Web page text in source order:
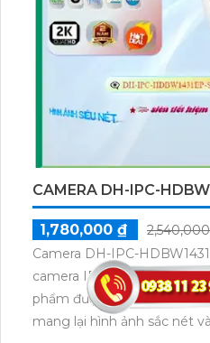
sắc đẹp, đặc biệt là ban
trong khoảng cách 30m.
trở nên dễ dàng và chất
CAMERA DH-IPC-
1,780,000 ₫
Camera DH-IPC-
camera IP POE sắt rẻ tiền
phẩm được trang bị công
mang lại hình ảnh sắc nét